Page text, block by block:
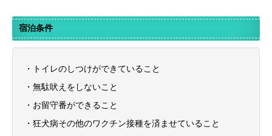
宿泊条件
・トイレのしつけができていること
・無駄吠えをしないこと
・お留守番ができること
・狂犬病その他のワクチン接種を済ませていること